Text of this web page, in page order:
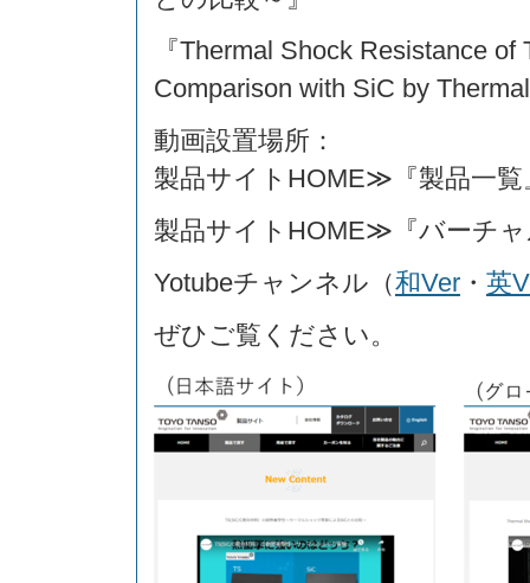
『Thermal Shock Resistance
Comparison with SiC by
動画設置場所：
製品サイトHOME≫『製品一
製品サイトHOME≫『バーチ
Yotubeチャンネル（和Ver ・ 英
ぜひご覧ください。